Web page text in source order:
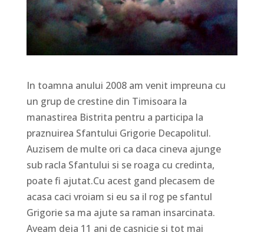
In toamna anului 2008 am venit impreuna cu
un grup de crestine din Timisoara la
manastirea Bistrita pentru a participa la
praznuirea Sfantului Grigorie Decapolitul.
Auzisem de multe ori ca daca cineva ajunge
sub racla Sfantului si se roaga cu credinta,
poate fi ajutat.Cu acest gand plecasem de
acasa caci vroiam si eu sa il rog pe sfantul
Grigorie sa ma ajute sa raman insarcinata.
Aveam deja 11 ani de casnicie si tot mai